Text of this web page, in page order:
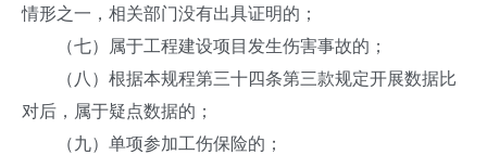
情形之一，相关部门没有出具证明的；
（七）属于工程建设项目发生伤害事故的；
（八）根据本规程第三十四条第三款规定开展数据比
对后，属于疑点数据的；
（九）单项参加工伤保险的；